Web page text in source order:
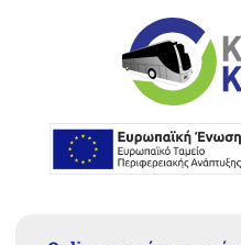
ΥΠΕΡΑΣΤΙΚΌ